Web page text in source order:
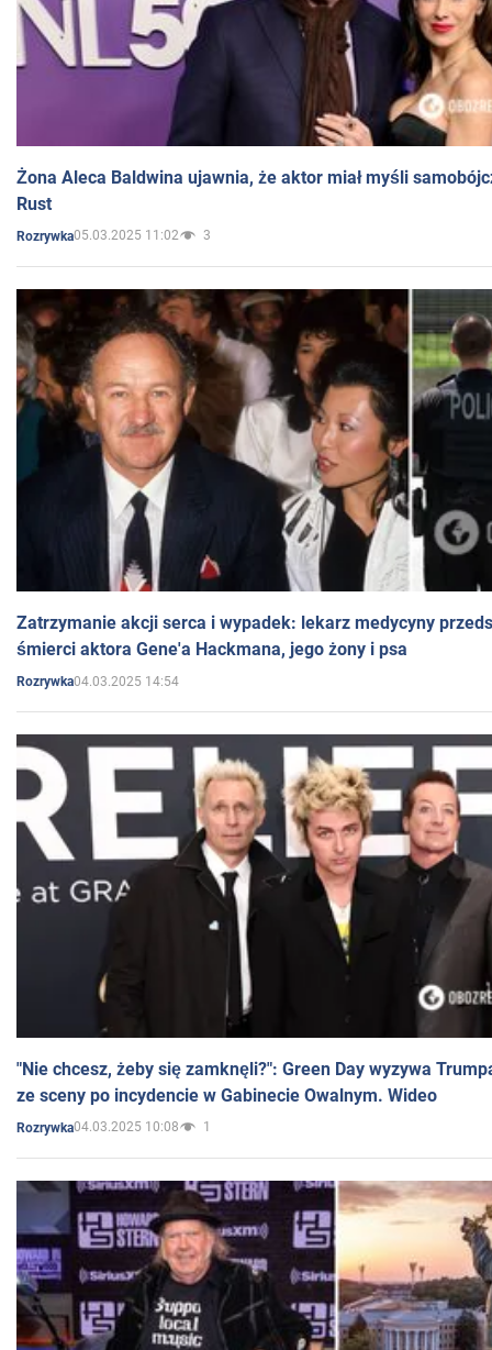
Żona Aleca Baldwina ujawnia, że aktor miał myśli
Rust
Rozrywka05.03.2025 11:02 3
Zatrzymanie akcji serca i wypadek: lekarz medycyny
śmierci aktora Gene'a Hackmana, jego żony i psa
Rozrywka04.03.2025 14:54
"Nie chcesz, żeby się zamknęli?": Green Day wyzywa
ze sceny po incydencie w Gabinecie Owalnym. Wideo
Rozrywka04.03.2025 10:08 1